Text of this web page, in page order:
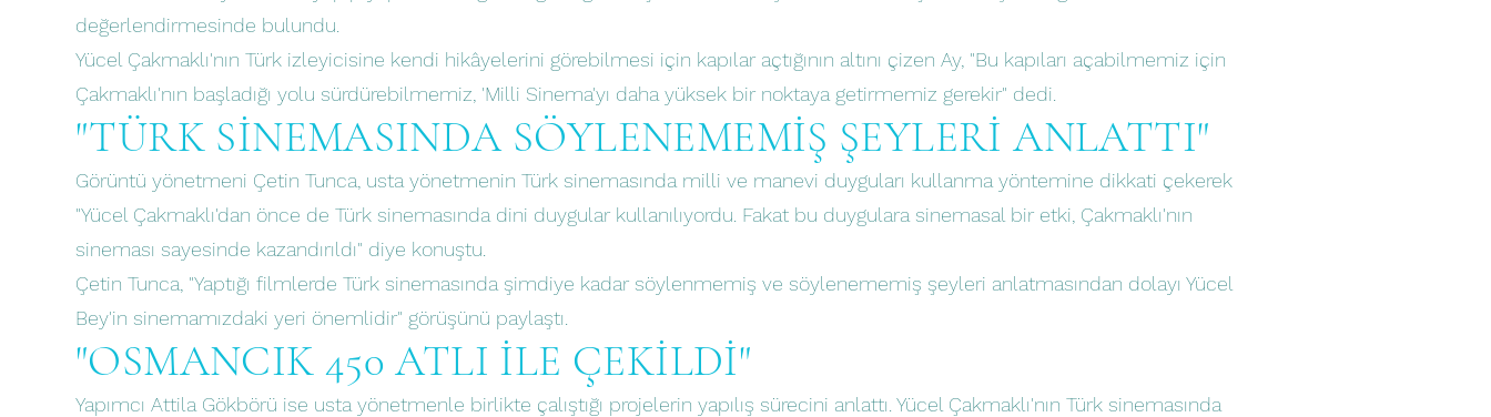
değerlendirmesinde bulundu.
Yücel Çakmaklı'nın Türk izleyicisine kendi hikâyelerini görebilmesi için kapılar açtığının altını çizen Ay, "Bu kapıları açabilmemiz için
Çakmaklı'nın başladığı yolu sürdürebilmemiz, 'Milli Sinema'yı daha yüksek bir noktaya getirmemiz gerekir" dedi.
"TÜRK SİNEMASINDA SÖYLENEMEMİŞ ŞEYLERİ ANLATTI"
Görüntü yönetmeni Çetin Tunca, usta yönetmenin Türk sinemasında milli ve manevi duyguları kullanma yöntemine dikkati çekerek
"Yücel Çakmaklı'dan önce de Türk sinemasında dini duygular kullanılıyordu. Fakat bu duygulara sinemasal bir etki, Çakmaklı'nın
sineması sayesinde kazandırıldı" diye konuştu.
Çetin Tunca, "Yaptığı filmlerde Türk sinemasında şimdiye kadar söylenmemiş ve söylenememiş şeyleri anlatmasından dolayı Yücel
Bey'in sinemamızdaki yeri önemlidir" görüşünü paylaştı.
"OSMANCIK 450 ATLI İLE ÇEKİLDİ"
Yapımcı Attila Gökbörü ise usta yönetmenle birlikte çalıştığı projelerin yapılış sürecini anlattı. Yücel Çakmaklı'nın Türk sinemasında